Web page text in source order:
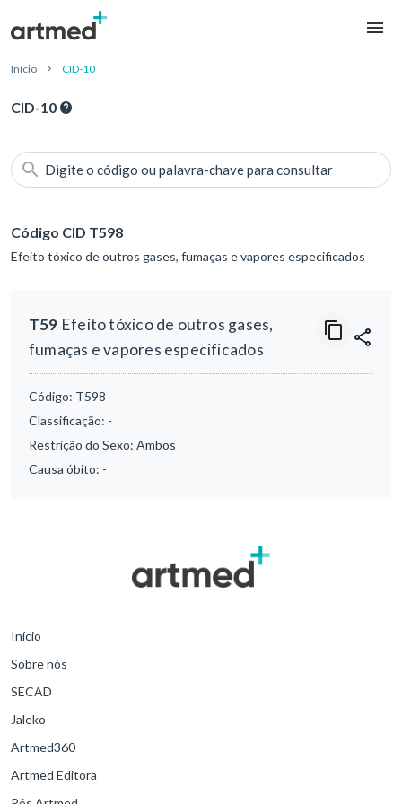
Início CID-10
CID-10
Digite o código ou palavra-chave para consultar
Código CID T598
Efeito tóxico de outros gases, fumaças e vapores especificados
T59 Efeito tóxico de outros gases,
fumaças e vapores especificados
Código: T598
Classificação: -
Restrição do Sexo: Ambos
Causa óbito: -
Início
Sobre nós
SECAD
Jaleko
Artmed360
Artmed Editora